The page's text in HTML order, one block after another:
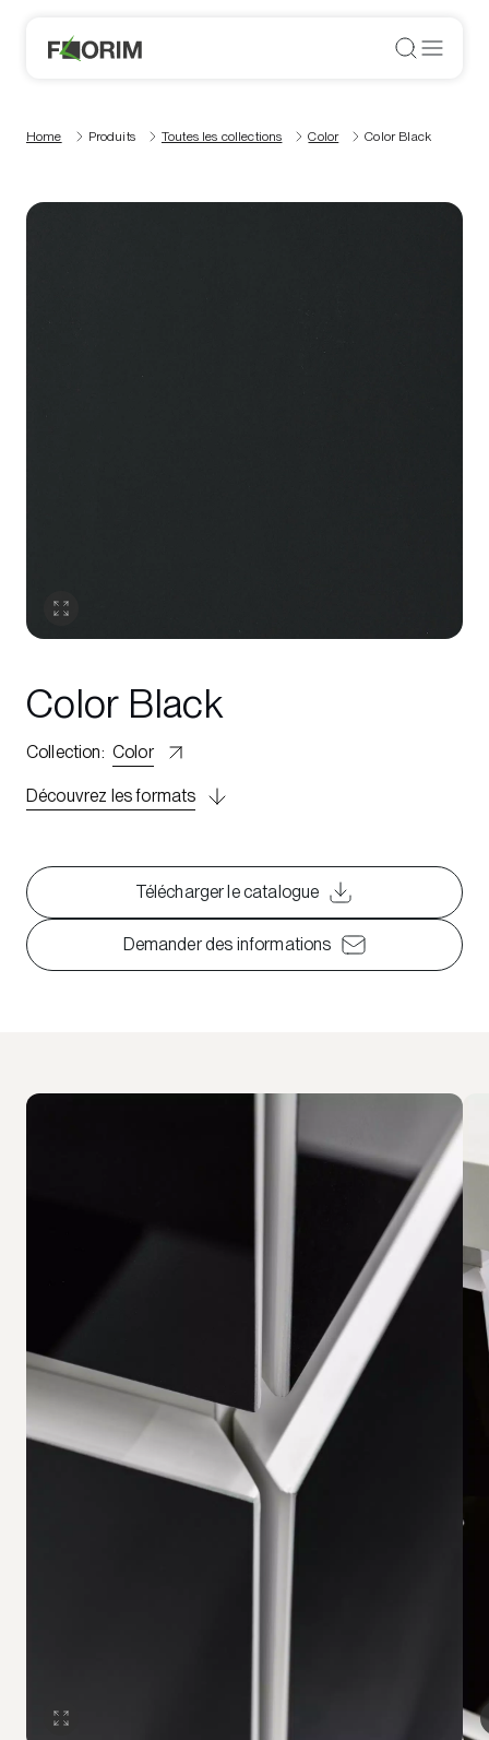
Home Produits Toutes les collections Color Color Black
Color Black
Collection: Color
Découvrez les formats
Télécharger le catalogue
Demander des informations